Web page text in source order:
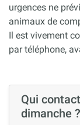
urgences ne
animaux de
Il est vivement
par téléphone,
Qui
dimanche ?